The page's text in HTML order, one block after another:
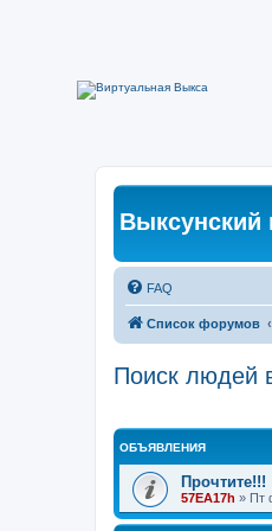
Выксунский
FAQ
Список форумов
Поиск людей
ОБЪЯВЛЕНИЯ
Прочтите!!!
57EA17h » Пт